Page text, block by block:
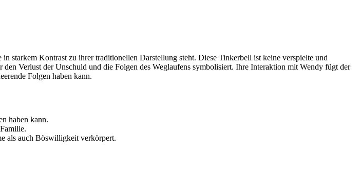
Kontrast zu ihrer traditionellen Darstellung steht. Diese Tinkerbell ist keine verspielte und
Verlust der Unschuld und die Folgen des Weglaufens symbolisiert. Ihre Interaktion mit Wendy fügt der
Folgen haben kann.
haben kann.
als auch Böswilligkeit verkörpert.